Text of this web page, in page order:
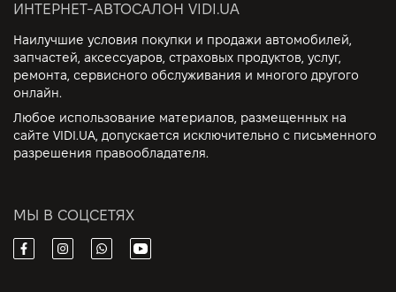
ИНТЕРНЕТ-АВТОСАЛОН VIDI.UA
Наилучшие условия покупки и продажи автомобилей,
запчастей, аксессуаров, страховых продуктов, услуг,
ремонта, сервисного обслуживания и многого другого
онлайн.
Любое использование материалов, размещенных на
сайте VIDI.UA, допускается исключительно с письменного
разрешения правообладателя.
МЫ В СОЦСЕТЯХ